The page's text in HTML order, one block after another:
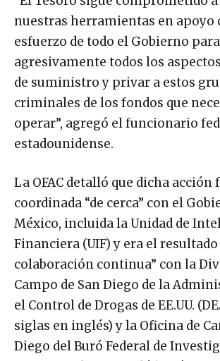
nuestras herramientas en apoyo
esfuerzo de todo el Gobierno
agresivamente todos los
de suministro y privar a estos
criminales de los fondos que
operar”, agregó el funcionario
estadounidense.
La OFAC detalló que dicha acción
coordinada “de cerca” con el
México, incluida la Unidad de
Financiera (UIF) y era el resultado
colaboración continua” con la
Campo de San Diego de la
el Control de Drogas de EE.UU.
siglas en inglés) y la Oficina de
Diego del Buró Federal de